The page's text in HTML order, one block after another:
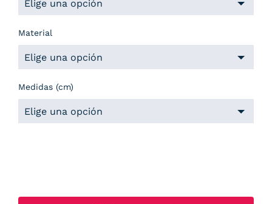
Material
Medidas (cm)